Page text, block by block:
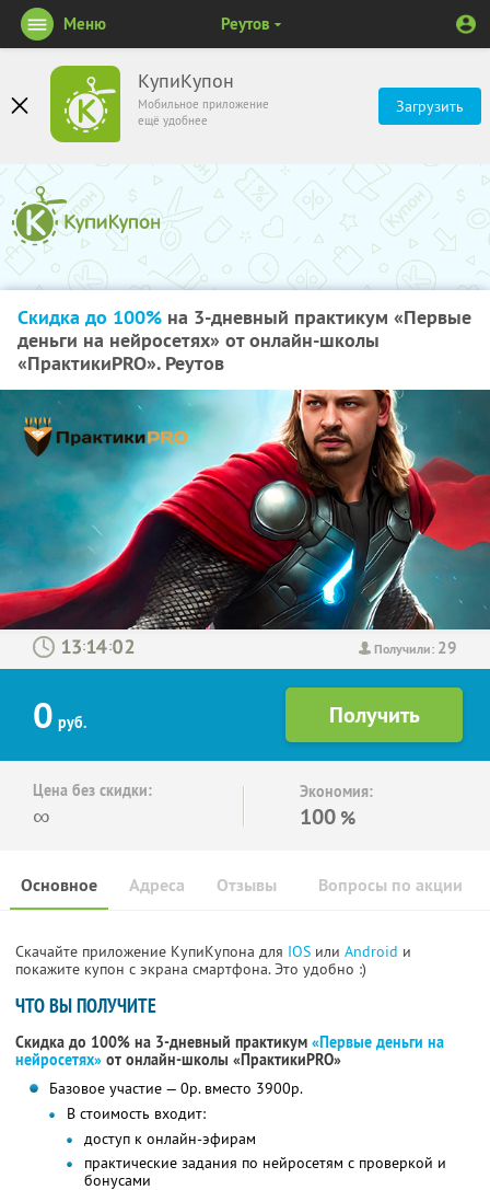
КупиКупон
Мобильное приложение
ещё удобнее
Загрузить
Меню Реутов
Скидка до 100% на 3-дневный практикум «Первые
деньги на нейросетях» от онлайн-школы
«ПрактикиPRO». Реутов
Получили: 29
: :
0 руб.
Цена без скидки:
∞
Экономия:
100 %
Основное Отзывы Вопросы по акции
Адреса
Скачайте приложение КупиКупона для IOS или Android и
покажите купон с экрана смартфона. Это удобно :)
ЧТО ВЫ ПОЛУЧИТЕ
Скидка до 100% на 3-дневный практикум «Первые деньги на
нейросетях» от онлайн-школы «ПрактикиPRO»
Базовое участие — 0р. вместо 3900р.
В стоимость входит:
доступ к онлайн-эфирам
практические задания по нейросетям с проверкой и
бонусами